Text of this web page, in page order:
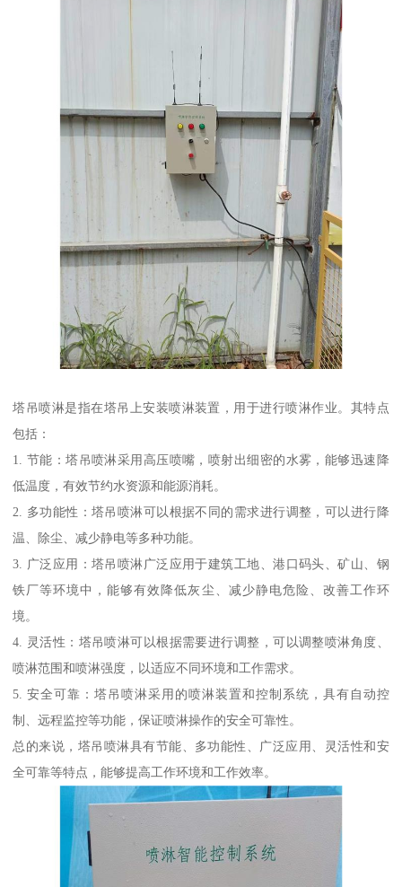
塔吊喷淋是指在塔吊上安装喷淋装置，用于进行喷淋作业。其特点
包括：
1. 节能：塔吊喷淋采用高压喷嘴，喷射出细密的水雾，能够迅速降
低温度，有效节约水资源和能源消耗。
2. 多功能性：塔吊喷淋可以根据不同的需求进行调整，可以进行降
温、除尘、减少静电等多种功能。
3. 广泛应用：塔吊喷淋广泛应用于建筑工地、港口码头、矿山、钢
铁厂等环境中，能够有效降低灰尘、减少静电危险、改善工作环
境。
4. 灵活性：塔吊喷淋可以根据需要进行调整，可以调整喷淋角度、
喷淋范围和喷淋强度，以适应不同环境和工作需求。
5. 安全可靠：塔吊喷淋采用的喷淋装置和控制系统，具有自动控
制、远程监控等功能，保证喷淋操作的安全可靠性。
总的来说，塔吊喷淋具有节能、多功能性、广泛应用、灵活性和安
全可靠等特点，能够提高工作环境和工作效率。